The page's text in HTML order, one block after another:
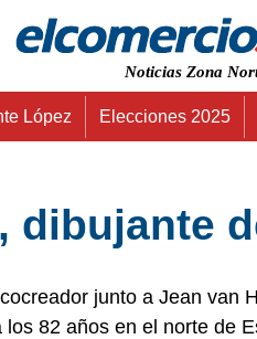
Noticias Zona
López Elecciones 2025
dibujante
junto a Jean van
82 años en el norte de